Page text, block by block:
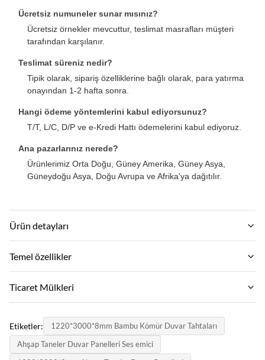
Ücretsiz numuneler sunar mısınız?
Ücretsiz örnekler mevcuttur, teslimat masrafları müşteri
tarafından karşılanır.
Teslimat süreniz nedir?
Tipik olarak, sipariş özelliklerine bağlı olarak, para yatırma
onayından 1-2 hafta sonra.
Hangi ödeme yöntemlerini kabul ediyorsunuz?
T/T, L/C, D/P ve e-Kredi Hattı ödemelerini kabul ediyoruz.
Ana pazarlarınız nerede?
Ürünlerimiz Orta Doğu, Güney Amerika, Güney Asya,
Güneydoğu Asya, Doğu Avrupa ve Afrika'ya dağıtılır.
Ürün detayları
Material:
Function:
Color:
Çeşitli ve özelleştirilmiş
Temel özellikler
Marka Adı:
Ürün modeli:
1220*2440*5mm/8mm
Ticaret Mülkleri
Pazarlık etmek
Birim fiyat:
Etiketler:
1220*3000*8mm Bambu Kömür Duvar Tahtaları
Ahşap Taneler Duvar Panelleri Ses emici